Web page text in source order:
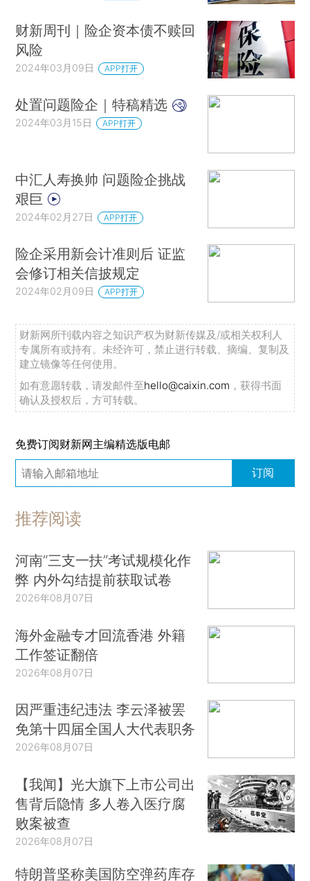
财新周刊｜险企资本债不赎回
风险
2024年03月09日 APP打开
处置问题险企｜特稿精选
2024年03月15日 APP打开
中汇人寿换帅 问题险企挑战
艰巨
2024年02月27日 APP打开
险企采用新会计准则后 证监
会修订相关信披规定
2024年02月09日 APP打开
财新网所刊载内容之知识产权为财新传媒及/或相关权利人
专属所有或持有。未经许可，禁止进行转载、摘编、复制及
建立镜像等任何使用。
如有意愿转载，请发邮件至hello@caixin.com ，获得书面
确认及授权后，方可转载。
免费订阅财新网主编精选版电邮
订阅
推荐阅读
河南“三支一扶”考试规模化作
弊 内外勾结提前获取试卷
2026年08月07日
海外金融专才回流香港 外籍
工作签证翻倍
2026年08月07日
因严重违纪违法 李云泽被罢
免第十四届全国人大代表职务
2026年08月07日
【我闻】光大旗下上市公司出
售背后隐情 多人卷入医疗腐
败案被查
2026年08月07日
特朗普坚称美国防空弹药库存